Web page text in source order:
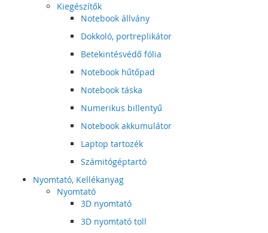
Kiegészítők
Notebook állvány
Dokkoló, portreplikátor
Betekintésvédő fólia
Notebook hűtőpad
Notebook táska
Numerikus billentyű
Notebook akkumulátor
Laptop tartozék
Számitógéptartó
Nyomtató, Kellékanyag
Nyomtató
3D nyomtató
3D nyomtató toll